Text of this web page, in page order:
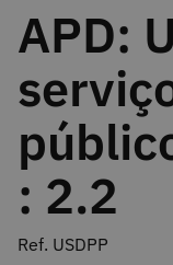
APD:
: 2.2
Ref. USDPP